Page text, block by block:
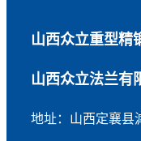
生产和质检
新闻资讯
山西众立重型精
山西众立法兰有
地址：山西定襄县